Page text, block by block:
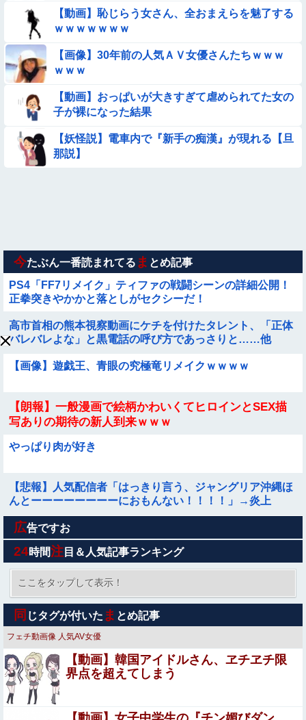
【動画】女子中学生の『チン媚びダンス』が気持ち悪い🤮
【画像】プールに来てた水着JCたち どの娘を選ぶの？
【画像】プールで水着が脱げちゃった女の子の反応ｗｗｗｗｗ
ｗｗｗ
【画像】女子高生「え待って、パパが隣りの車両いる。。。」
襲われてオッパイ揉まれた」
【動画】恥じらう女さん、全おまえらを魅了する
ｗｗｗｗｗｗｗ
【画像】30年前の人気ＡＶ女優さんたちｗｗｗ
ｗｗｗ
【動画】おっぱいが大きすぎて虐められてた女の
子が裸になった結果
【妖怪説】電車内で『新手の痴漢』が現れる【旦
那説】
今たぶん一番読まれてる ま とめ記事
PS4「FF7リメイク」ティファの戦闘シーンの詳細公開！
正拳突きやかかと落としがセクシーだ！
高市首相の熊本視察動画にケチを付けたタレント、「正体
バレバレよな」と黒電話の呼び方であっさりと……他
【画像】遊戯王、青眼の究極竜リメイクｗｗｗｗ
【朗報】一般漫画で絵柄かわいくてヒロインとSEX描
写ありの期待の新人到来ｗｗｗ
やっぱり肉が好き
【悲報】人気配信者「はっきり言う、ジャングリア沖縄ほ
んとーーーーーーーーにおもんない！！！！」→炎上
【画像】日本さん、避難所が各国と比べて優秀過ぎると話
題に
給食着はすごいニオイのときある。アイロンあてたときに
むせ込むほどにクッッッサ！ってなる
【悲報】高野連さん「暑熱対策で第2試合は13時30分プレ
イボールや！」ｗｗｗｗｗｗｗｗｗｗ他
週間少年ジャンプのグッズ(43億円分)を注文してキャンセ
ルした32歳女が逮捕
【悲報】桐谷さん「人生かけて7億円貯めたのにガンで死
ぬかも。もっと素直に遊べばよかった。」
広告ですお
24時間注 目＆人気記事ランキング
ここをタップして表示！
同 じタグが付いた ま とめ記事
フェチ動画像 人気AV女優
【動画】韓国アイドルさん、ヱチヱチ限
界点を超えてしまう
Sponsored Link